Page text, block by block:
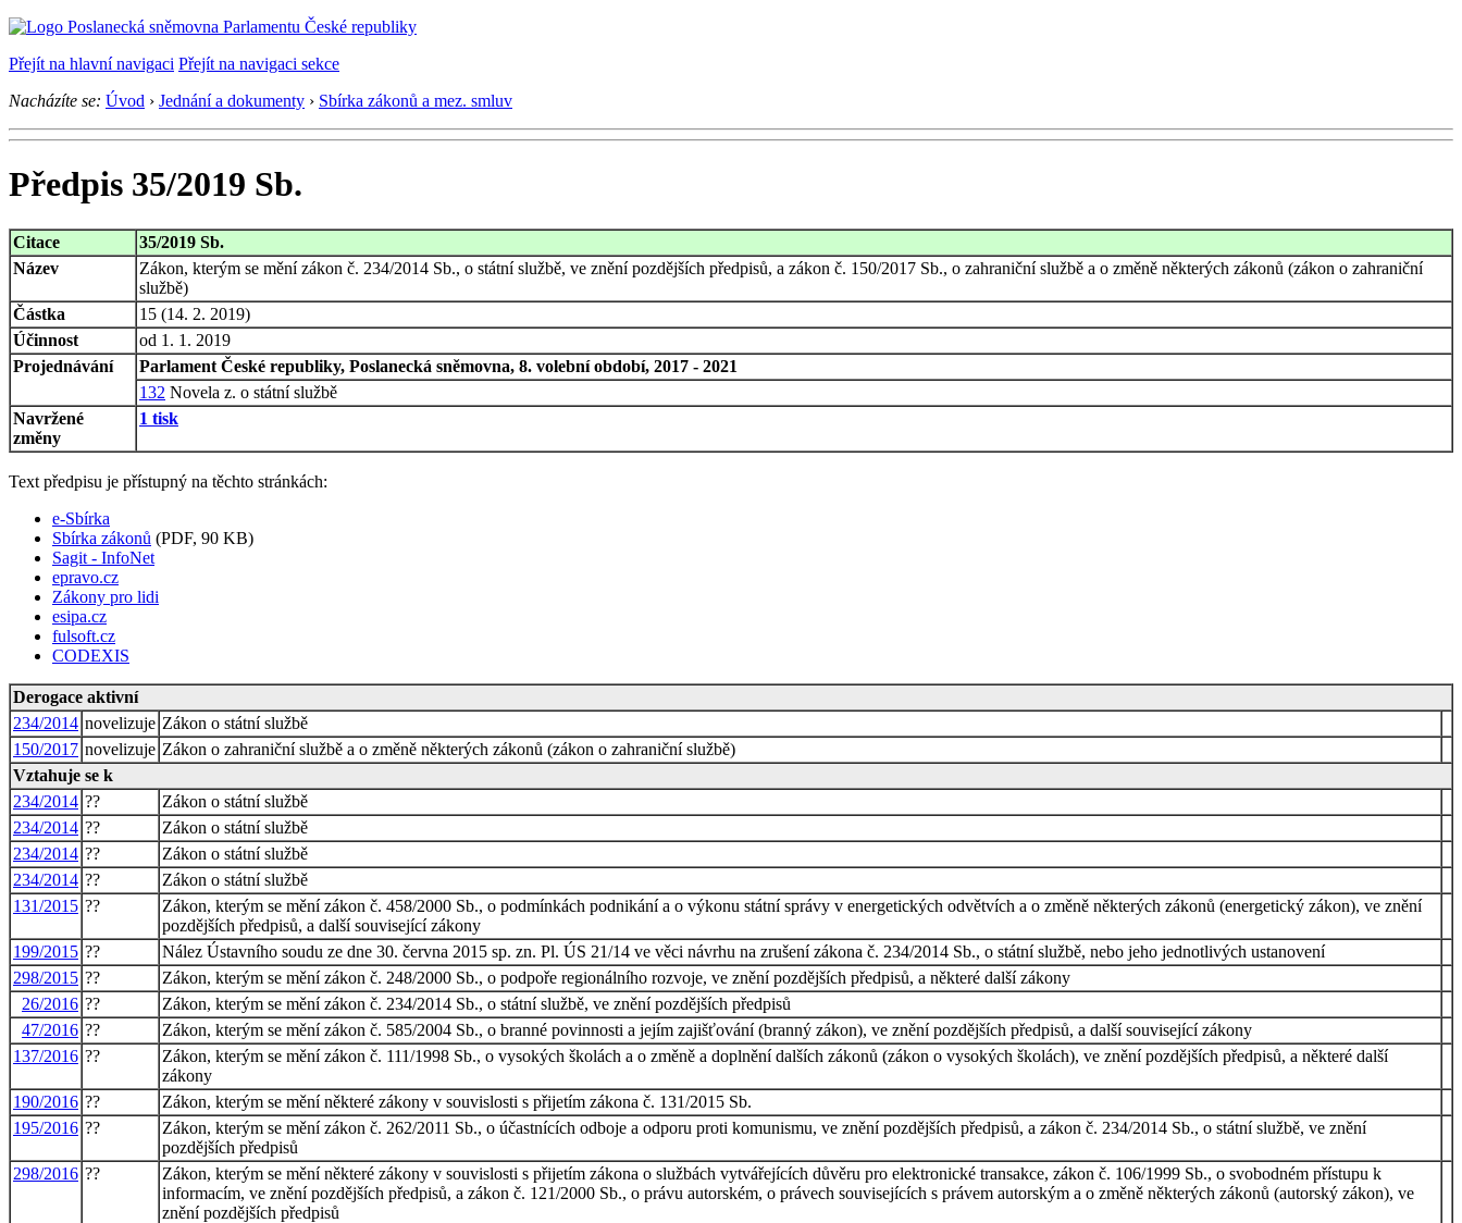
Přejít na hlavní navigaci Přejít na navigaci sekce
Nacházíte se: Úvod › Jednání a dokumenty › Sbírka zákonů a mez. smluv
Předpis 35/2019 Sb.
Citace
35/2019 Sb.
Název
Zákon, kterým se mění zákon č. 234/2014 Sb., o státní službě, ve znění pozdějších předpisů, a zákon č. 150/2017 Sb., o zahraniční službě a o změně některých zákonů (zákon o zahraniční
službě)
Částka
15 (14. 2. 2019)
Účinnost
od 1. 1. 2019
Projednávání
Parlament České republiky, Poslanecká sněmovna, 8. volební období, 2017 - 2021
132 Novela z. o státní službě
Navržené
změny
1 tisk
Text předpisu je přístupný na těchto stránkách:
e-Sbírka
Sbírka zákonů (PDF, 90 KB)
Sagit - InfoNet
epravo.cz
Zákony pro lidi
esipa.cz
fulsoft.cz
CODEXIS
Derogace aktivní
234/2014 novelizuje Zákon o státní službě
150/2017 novelizuje Zákon o zahraniční službě a o změně některých zákonů (zákon o zahraniční službě)
Vztahuje se k
234/2014 ??
Zákon o státní službě
234/2014 ??
Zákon o státní službě
234/2014 ??
Zákon o státní službě
234/2014 ??
Zákon o státní službě
131/2015 ??
Zákon, kterým se mění zákon č. 458/2000 Sb., o podmínkách podnikání a o výkonu státní správy v energetických odvětvích a o změně některých zákonů (energetický zákon), ve znění
pozdějších předpisů, a další související zákony
199/2015 ??
Nález Ústavního soudu ze dne 30. června 2015 sp. zn. Pl. ÚS 21/14 ve věci návrhu na zrušení zákona č. 234/2014 Sb., o státní službě, nebo jeho jednotlivých ustanovení
298/2015 ??
Zákon, kterým se mění zákon č. 248/2000 Sb., o podpoře regionálního rozvoje, ve znění pozdějších předpisů, a některé další zákony
26/2016 ??
Zákon, kterým se mění zákon č. 234/2014 Sb., o státní službě, ve znění pozdějších předpisů
47/2016 ??
Zákon, kterým se mění zákon č. 585/2004 Sb., o branné povinnosti a jejím zajišťování (branný zákon), ve znění pozdějších předpisů, a další související zákony
137/2016 ??
Zákon, kterým se mění zákon č. 111/1998 Sb., o vysokých školách a o změně a doplnění dalších zákonů (zákon o vysokých školách), ve znění pozdějších předpisů, a některé další
zákony
190/2016 ??
Zákon, kterým se mění některé zákony v souvislosti s přijetím zákona č. 131/2015 Sb.
195/2016 ??
Zákon, kterým se mění zákon č. 262/2011 Sb., o účastnících odboje a odporu proti komunismu, ve znění pozdějších předpisů, a zákon č. 234/2014 Sb., o státní službě, ve znění
pozdějších předpisů
298/2016 ??
Zákon, kterým se mění některé zákony v souvislosti s přijetím zákona o službách vytvářejících důvěru pro elektronické transakce, zákon č. 106/1999 Sb., o svobodném přístupu k
informacím, ve znění pozdějších předpisů, a zákon č. 121/2000 Sb., o právu autorském, o právech souvisejících s právem autorským a o změně některých zákonů (autorský zákon), ve
znění pozdějších předpisů